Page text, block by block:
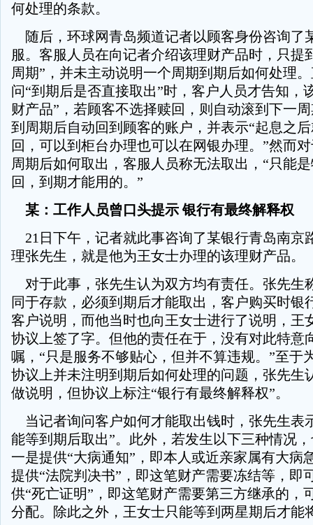
何处理的条款。
随后，环球网青岛频道记者以顾客身份咨询了
服。客服人员在向记者介绍该理财产品时，只提
周期”，并未主动说明一个周期到期后如何处理
问“到期后是否直接取出”时，客户人员才告知，
财产品”，若顾客不选择赎回，则自动滚到下一
到周期后自动回到顾客的账户，并表示“起息之
回，可以到柜台办理也可以在网银办理。”然而
周期后如何取出，客服人员称无法取出，“只能
回，到期才能用的。”
某：工作人员曾口头提示 银行有最终解释权
21日下午，记者就此事咨询了某银行青岛南京
理张先生，就是他为王女士办理的该理财产品。
对于此事，张先生认为双方均有责任。张先生
同于存款，必须到期后才能取出，客户购买时银
客户说明，而他当时也向王女士进行了说明，王
协议上签了字。但他的责任在于，没有对此特意
嘱，“只是服务不够贴心，但并不算违规。”至于
协议上并未注明到期后如何处理的问题，张先生
做说明，但协议上标注“银行有最终解释权”。
当记者询问客户如何才能取出钱时，张先生表
能等到期后取出”。此外，若发生以下三种情况
一是提供“大病通知”，即本人或近亲家属有大病
提供“法院判决书”，即这笔财产需要冻结等，即
供“死亡证明”，即这笔财产需要第三方继承的，
分配。除此之外，王女士只能等到两星期后才能